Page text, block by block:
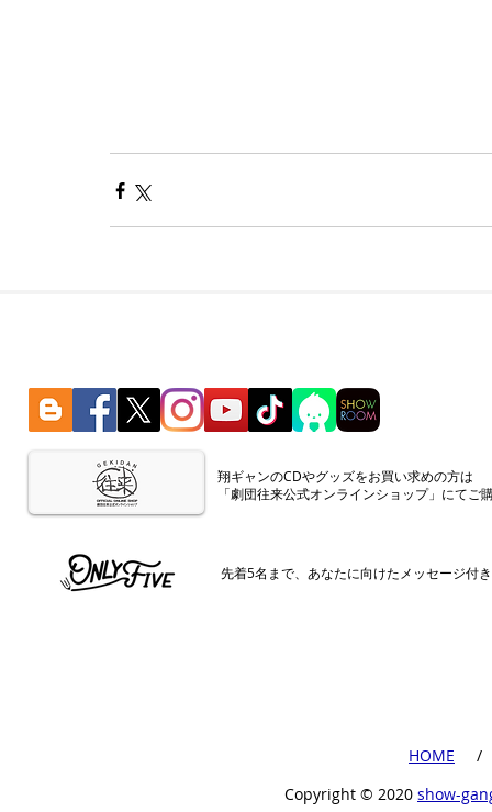
​翔ギャンのCDやグッズをお買い求めの方は
「劇団往来公式オンラインショップ」にてご
先着5名まで、あなたに向けたメッセージ付
​HOME
​ /
Copyright ©︎ 2020 show-